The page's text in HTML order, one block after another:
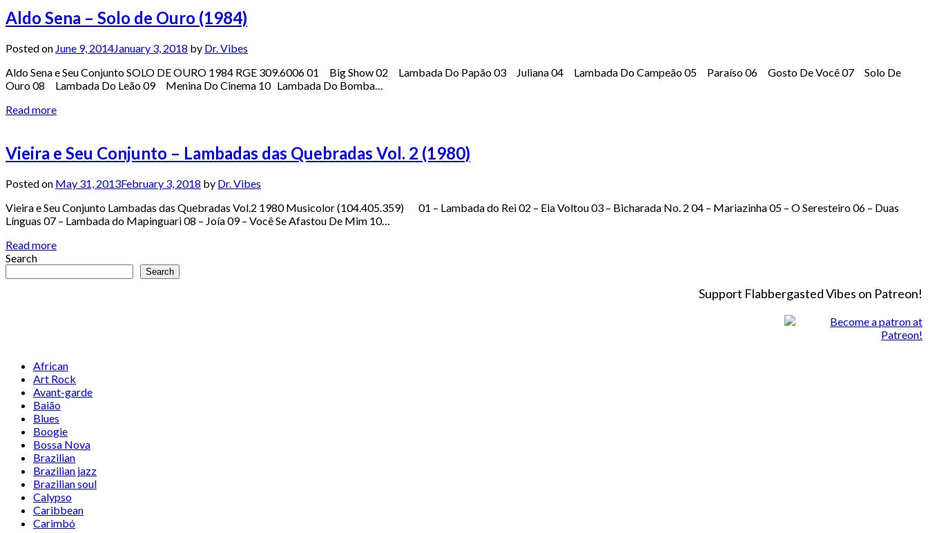
Aldo Sena – Solo de Ouro (1984)
Posted on June 9, 2014January 3, 2018 by Dr. Vibes
Aldo Sena e Seu Conjunto SOLO DE OURO 1984 RGE 309.6006 01 Big Show 02 Lambada Do Papão 03 Juliana 04 Lambada Do Campeão 05 Paraíso 06 Gosto De Você 07 Solo De
Ouro 08 Lambada Do Leão 09 Menina Do Cinema 10 Lambada Do Bomba…
Read more
Vieira e Seu Conjunto – Lambadas das Quebradas Vol. 2 (1980)
Posted on May 31, 2013February 3, 2018 by Dr. Vibes
Vieira e Seu Conjunto Lambadas das Quebradas Vol.2 1980 Musicolor (104.405.359) 01 – Lambada do Rei 02 – Ela Voltou 03 – Bicharada No. 2 04 – Mariazinha 05 – O Seresteiro 06 – Duas
Línguas 07 – Lambada do Mapinguari 08 – Joía 09 – Você Se Afastou De Mim 10…
Read more
Search
Search
Support Flabbergasted Vibes on Patreon!
African
Art Rock
Avant-garde
Baião
Blues
Boogie
Bossa Nova
Brazilian
Brazilian jazz
Brazilian soul
Calypso
Caribbean
Carimbó